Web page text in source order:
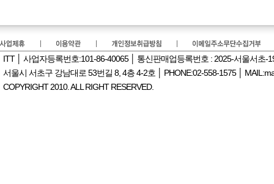
ITT │ 사업자등록번호:101-86-40065 │ 통신판매업등록번호 : 2025-서울서초-
서울시 서초구 강남대로 53번길 8, 4층 4-2호 │ PHONE:02-558-1575 │
COPYRIGHT 2010. ALL RIGHT RESERVED.